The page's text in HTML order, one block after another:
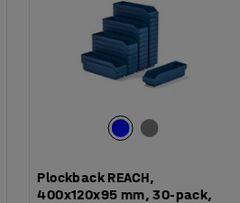
Plockback REACH,
400x120x95 mm, 30-pack,